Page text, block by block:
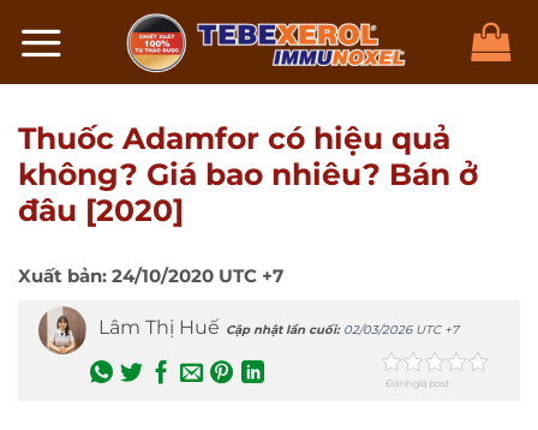
đến
Thuốc Adamfor có hiệu quả
không? Giá bao nhiêu? Bán ở
đâu [2020]
Xuất bản: 24/10/2020 UTC +7
Lâm Thị Huế Cập nhật lần cuối: 02/03/2026UTC +7
Đánh giá post